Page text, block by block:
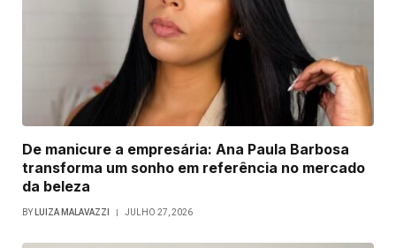
De manicure a empresária: Ana Paula Barbosa
transforma um sonho em referência no mercado
da beleza
BY LUIZA MALAVAZZI JULHO 27, 2026